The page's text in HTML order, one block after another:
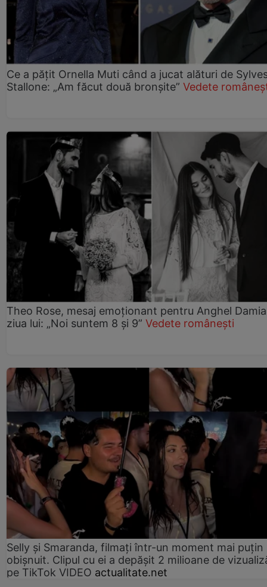
Ce a pățit Ornella Muti când a jucat alături de
Stallone: „Am făcut două bronșite” Vedete
Theo Rose, mesaj emoționant pentru Anghel
ziua lui: „Noi suntem 8 și 9” Vedete românești
Selly și Smaranda, filmați într-un moment mai puțin
obișnuit. Clipul cu ei a depășit 2 milioane de
pe TikTok VIDEO actualitate.net